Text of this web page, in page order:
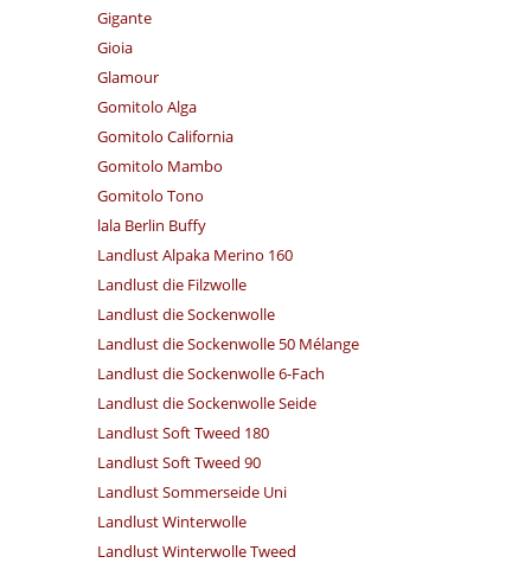
Gigante
Gioia
Glamour
Gomitolo Alga
Gomitolo California
Gomitolo Mambo
Gomitolo Tono
lala Berlin Buffy
Landlust Alpaka Merino 160
Landlust die Filzwolle
Landlust die Sockenwolle
Landlust die Sockenwolle 50 Mélange
Landlust die Sockenwolle 6-Fach
Landlust die Sockenwolle Seide
Landlust Soft Tweed 180
Landlust Soft Tweed 90
Landlust Sommerseide Uni
Landlust Winterwolle
Landlust Winterwolle Tweed